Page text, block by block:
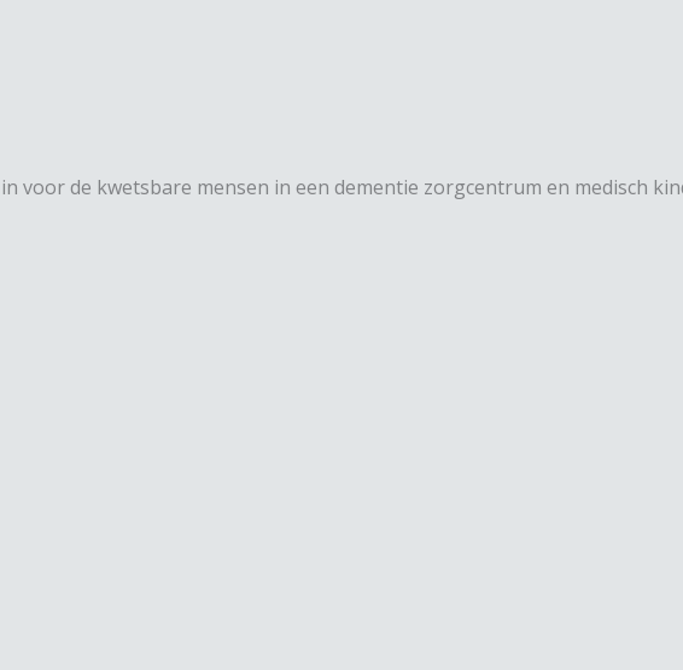
voor de kwetsbare mensen in een dementie zorgcentrum en medisch